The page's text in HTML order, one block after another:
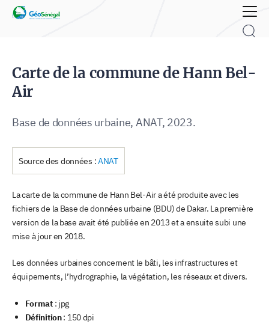
Rechercher :
Carte de la commune de Hann Bel-
Air
Base de données urbaine, ANAT, 2023.
Source des données :ANAT
La carte de la commune de Hann Bel-Air a été produite avec les
fichiers de la Base de données urbaine (BDU) de Dakar. La première
version de la base avait été publiée en 2013 et a ensuite subi une
mise à jour en 2018.
Les données urbaines concernent le bâti, les infrastructures et
équipements, l’hydrographie, la végétation, les réseaux et divers.
Format: jpg
Définition: 150 dpi